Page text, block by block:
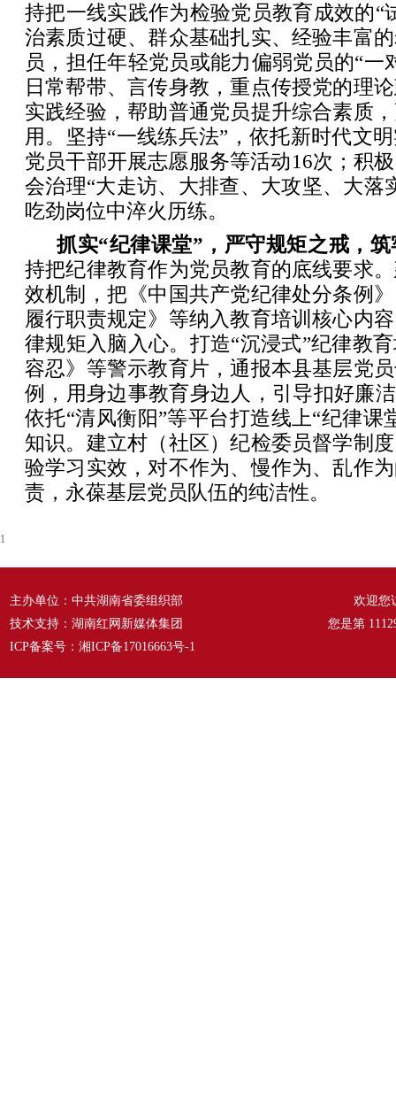
持把一线实践作为检验党员教育成效的“
治素质过硬、群众基础扎实、经验丰富
员，担任年轻党员或能力偏弱党员的“一
日常帮带、言传身教，重点传授党的理
实践经验，帮助普通党员提升综合素质
用。坚持“一线练兵法”，依托新时代文
党员干部开展志愿服务等活动16次；积
会治理“大走访、大排查、大攻坚、大落
吃劲岗位中淬火历练。
抓实“纪律课堂”，严守规矩之戒，
持把纪律教育作为党员教育的底线要求
效机制，把《中国共产党纪律处分条例
履行职责规定》等纳入教育培训核心内
律规矩入脑入心。打造“沉浸式”纪律教
容忍》等警示教育片，通报本县基层党
例，用身边事教育身边人，引导扣好廉
依托“清风衡阳”等平台打造线上“纪律课
知识。建立村（社区）纪检委员督学制
验学习实效，对不作为、慢作为、乱作
责，永葆基层党员队伍的纯洁性。
1
主办单位：中共湖南省委组织部
技术支持：湖南红网新媒体集团
ICP备案号： 湘ICP备17016663号-1
欢迎您
您是第